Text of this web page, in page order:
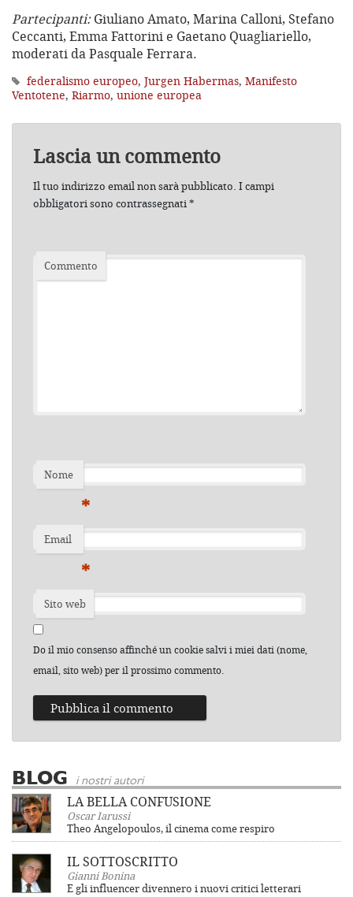
Partecipanti:Giuliano Amato, Marina Calloni, Stefano
Ceccanti, Emma Fattorini e Gaetano Quagliariello,
moderati da Pasquale Ferrara.
federalismo europeo, Jurgen Habermas, Manifesto
Ventotene, Riarmo, unione europea
Lascia un commento
Il tuo indirizzo email non sarà pubblicato. I campi
obbligatori sono contrassegnati*
Commento
Nome
*
Email
*
Sito web
Do il mio consenso affinché un cookie salvi i miei dati (nome,
email, sito web) per il prossimo commento.
BLOG i nostri autori
LA BELLA CONFUSIONE
Oscar Iarussi
Theo Angelopoulos, il cinema come respiro
IL SOTTOSCRITTO
Gianni Bonina
E gli influencer divennero i nuovi critici letterari